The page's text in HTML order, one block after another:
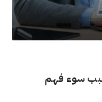
سوء فهم